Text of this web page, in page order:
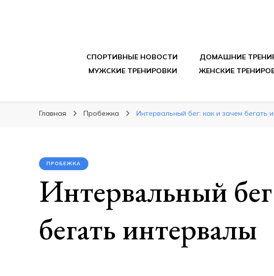
СПОРТИВНЫЕ НОВОСТИ ДОМАШНИЕ
МУЖСКИЕ ТРЕНИРОВКИ
ЖЕНСКИЕ
Главная Пробежка Интервальный бег: как и зачем бегать
ПРОБЕЖКА
Интервальный
бегать интервалы